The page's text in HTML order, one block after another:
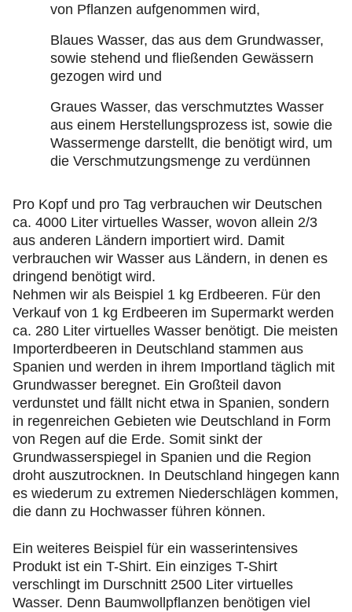
von Pflanzen aufgenommen wird,
Blaues Wasser, das aus dem Grundwasser,
sowie stehend und fließenden Gewässern
gezogen wird und
Graues Wasser, das verschmutztes Wasser
aus einem Herstellungsprozess ist, sowie die
Wassermenge darstellt, die benötigt wird, um
die Verschmutzungsmenge zu verdünnen
Pro Kopf und pro Tag verbrauchen wir Deutschen
ca. 4000 Liter virtuelles Wasser, wovon allein 2/3
aus anderen Ländern importiert wird. Damit
verbrauchen wir Wasser aus Ländern, in denen es
dringend benötigt wird.
Nehmen wir als Beispiel 1 kg Erdbeeren. Für den
Verkauf von 1 kg Erdbeeren im Supermarkt werden
ca. 280 Liter virtuelles Wasser benötigt. Die meisten
Importerdbeeren in Deutschland stammen aus
Spanien und werden in ihrem Importland täglich mit
Grundwasser beregnet. Ein Großteil davon
verdunstet und fällt nicht etwa in Spanien, sondern
in regenreichen Gebieten wie Deutschland in Form
von Regen auf die Erde. Somit sinkt der
Grundwasserspiegel in Spanien und die Region
droht auszutrocknen. In Deutschland hingegen kann
es wiederum zu extremen Niederschlägen kommen,
die dann zu Hochwasser führen können.
Ein weiteres Beispiel für ein wasserintensives
Produkt ist ein T-Shirt. Ein einziges T-Shirt
verschlingt im Durschnitt 2500 Liter virtuelles
Wasser. Denn Baumwollpflanzen benötigen viel